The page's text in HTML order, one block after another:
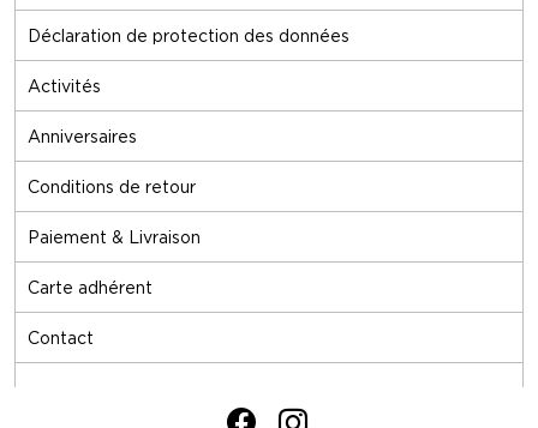
Déclaration de protection des données
Activités
Anniversaires
Conditions de retour
Paiement & Livraison
Carte adhérent
Contact